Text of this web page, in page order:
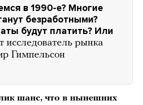
в 1990-е? Многие
безработными?
будут платить? Или
исследователь рынка
Гимпельсон
шанс, что в нынешних